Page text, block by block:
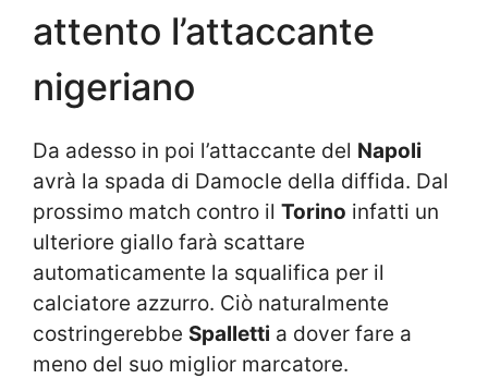
attento l’attaccante
nigeriano
Da adesso in poi l’attaccante del Napoli
avrà la spada di Damocle della diffida. Dal
prossimo match contro il Torino infatti un
ulteriore giallo farà scattare
automaticamente la squalifica per il
calciatore azzurro. Ciò naturalmente
costringerebbe Spalletti a dover fare a
meno del suo miglior marcatore.